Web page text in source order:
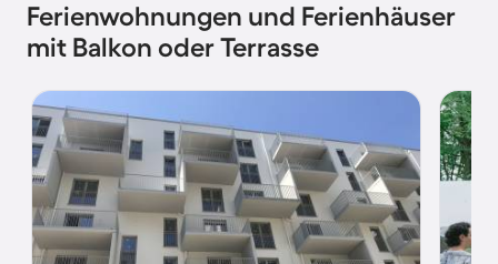
Ferienwohnungen und Ferienhäuser
mit Balkon oder Terrasse